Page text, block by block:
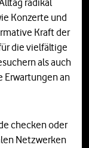
radikal
Konzerte und
Kraft der
die vielfältige
als auch
Erwartungen an
checken oder
Netzwerken